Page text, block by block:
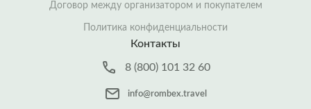
Договор между организатором и покупателем
Политика конфиденциальности
Контакты
8 (800) 101 32 60
info@rombex.travel